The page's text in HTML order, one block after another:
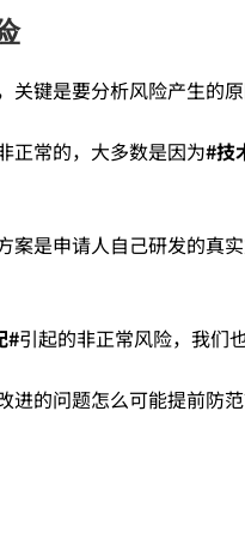
键是要分析风险产生的
正常的，大多数是因为#技
是申请人自己研发的真
#引起的非正常风险，我们
的问题怎么可能提前防